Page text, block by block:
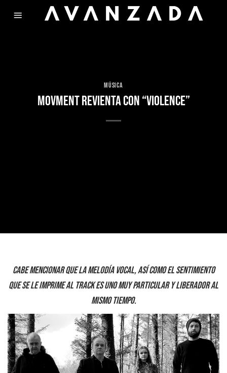
MÚSICA
MOVMENT REVIENTA CON “VIOLENCE”
Cabe mencionar que la melodía vocal, así como el sentimiento
que se le imprime al track es uno muy particular y liberador al
mismo tiempo.